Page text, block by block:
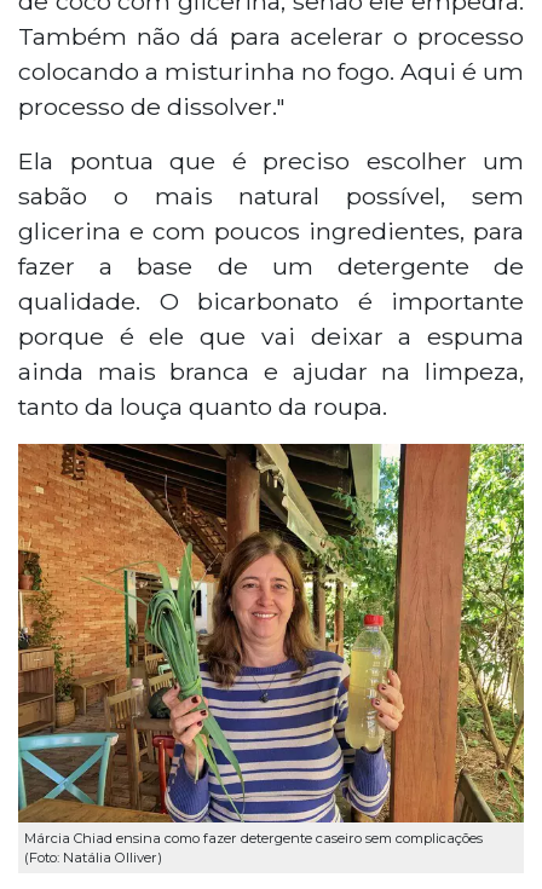
Também não dá para acelerar o processo
colocando a misturinha no fogo. Aqui é um
processo de dissolver."
Ela pontua que é preciso escolher um
sabão o mais natural possível, sem
glicerina e com poucos ingredientes, para
fazer a base de um detergente de
qualidade. O bicarbonato é importante
porque é ele que vai deixar a espuma
ainda mais branca e ajudar na limpeza,
tanto da louça quanto da roupa.
Márcia Chiad ensina como fazer detergente caseiro sem complicações
(Foto: Natália Olliver)